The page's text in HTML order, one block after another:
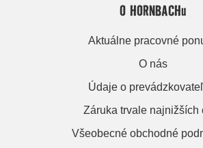
O HORNBACHu
Aktuálne pracovné
O nás
Údaje o
Záruka trvale najnižších
Všeobecné obchodné